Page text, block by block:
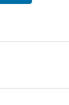
是自己的心
說體材